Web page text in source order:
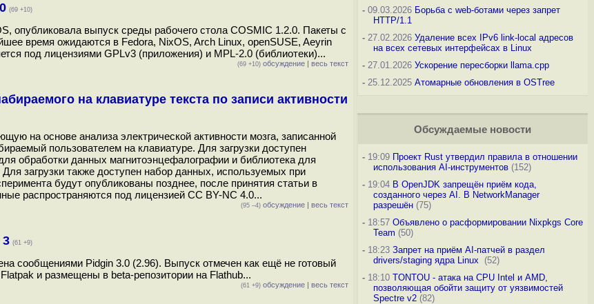
(69 +10)
опубликовала выпуск среды рабочего стола COSMIC 1.2.0. Пакеты с
время ожидаются в Fedora, NixOS, Arch Linux, openSUSE, Aeyrin
под лицензиями GPLv3 (приложения) и MPL-2.0 (библиотеки)...
(69 +10) обсуждение | весь текст
на клавиатуре текста по записи активности
на основе анализа электрической активности мозга, записанной
пользователем на клавиатуре. Для загрузки доступен
обработки данных магнитоэнцефалографии и библиотека для
загрузки также доступен набор данных, используемых при
будут опубликованы позднее, после принятия статьи в
распространяются под лицензией CC BY-NC 4.0...
(95 –4) обсуждение | весь текст
(61 +9)
сообщениями Pidgin 3.0 (2.96). Выпуск отмечен как ещё не готовый
и размещены в beta-репозитории на Flathub...
(61 +9) обсуждение | весь текст
-09.03.2026 Борьба с web-ботами через запрет
HTTP/1.1
-27.02.2026 Удаление всех IPv6 link-local адресов
на всех сетевых интерфейсах в Linux
-27.01.2026 Ускорение пересборки llama.cpp
-25.12.2025 Атомарные обновления в OSTree
Обсуждаемые новости
-19:09 Проект Rust утвердил правила в отношении
использования AI-инструментов(152)
-19:04 В OpenJDK запрещён приём кода,
созданного через AI. В NetworkManager
разрешён(75)
-18:57 Объявлено о расформировании Nixpkgs Core
Team (50)
-18:23 Запрет на приём AI-патчей в раздел
drivers/staging ядра Linux
(52)
-18:10 TONTOU - атака на CPU Intel и AMD,
позволяющая обойти защиту от уязвимостей
Spectre v2(82)